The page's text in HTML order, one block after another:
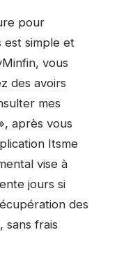
pour
est simple et
vous
des avoirs
mes
après vous
Itsme
vise à
jours si
des
sans frais